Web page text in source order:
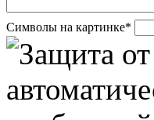
Символы на картинке*